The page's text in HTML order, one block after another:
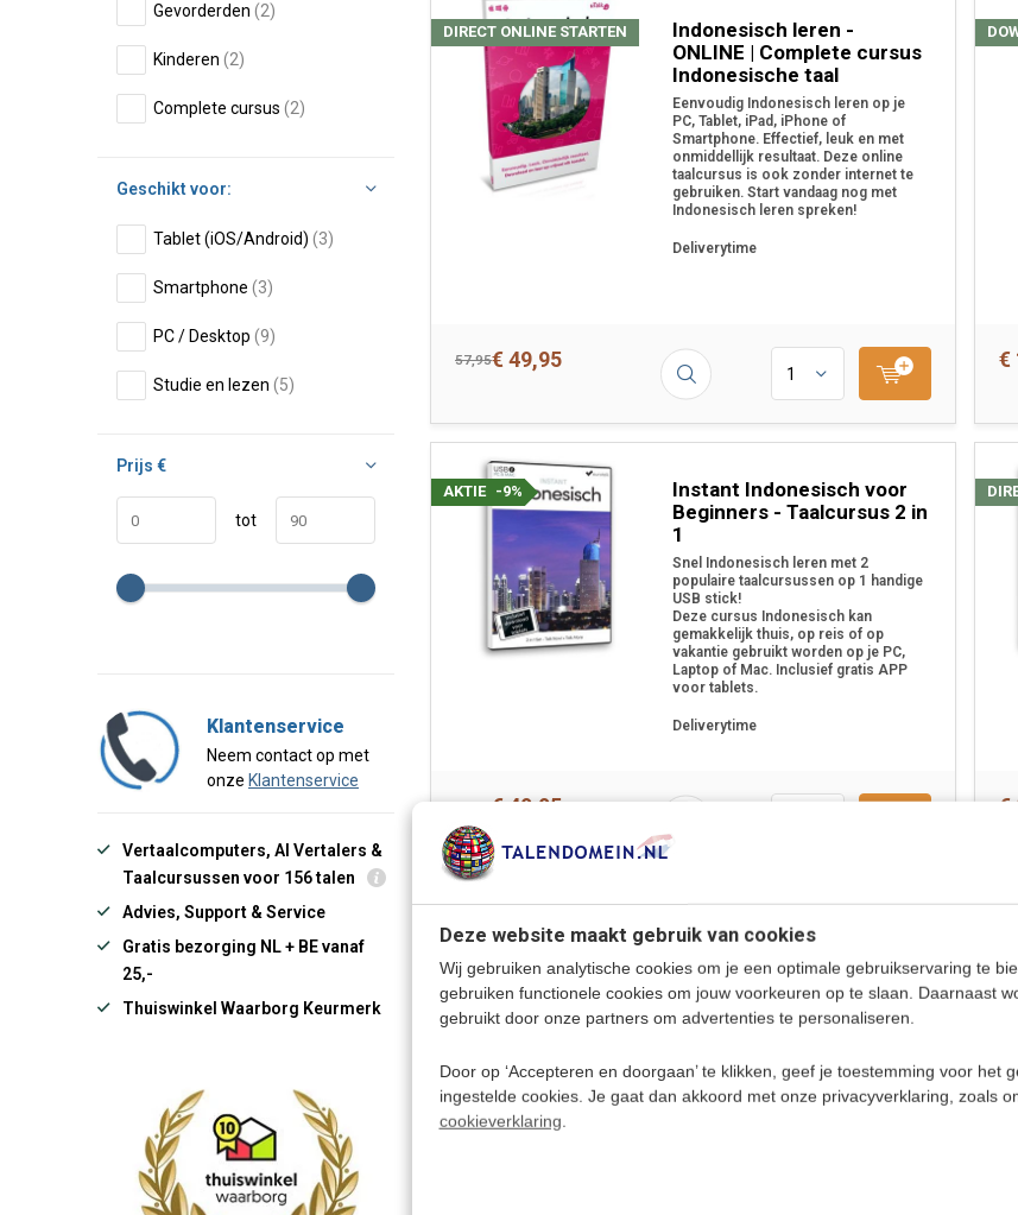
Deze website maakt gebruik van cookies
Wij gebruiken analytische cookies om je een optimale gebruikservaring te
gebruiken functionele cookies om jouw voorkeuren op te slaan. Daarnaast
gebruikt door onze partners om advertenties te personaliseren.
Door op ‘Accepteren en doorgaan’ te klikken, geef je toestemming voor het
ingestelde cookies. Je gaat dan akkoord met onze privacyverklaring, zoals
cookieverklaring.
Indonesisch leren -
ONLINE | Complete cursus
Indonesische taal
Eenvoudig Indonesisch leren op je
PC, Tablet, iPad, iPhone of
Smartphone. Effectief, leuk en met
onmiddellijk resultaat. Deze online
taalcursus is ook zonder internet te
gebruiken. Start vandaag nog met
Indonesisch leren spreken!
Deliverytime
DIRECT ONLINE STARTEN
57,95€ 49,95 €
Instant Indonesisch voor
Beginners - Taalcursus 2 in
1
Snel Indonesisch leren met 2
populaire taalcursussen op 1 handige
USB stick!
Deze cursus Indonesisch kan
gemakkelijk thuis, op reis of op
vakantie gebruikt worden op je PC,
Laptop of Mac. Inclusief gratis APP
voor tablets.
Deliverytime
-9%
AKTIE
54,95€ 49,95 €
Indonesisch leren voor
kinderen - Flashcards
Cursus Indonesisch voor kinderen
die op een leuke manier de
Indonesische taal willen leren! -
Deliverytime
KINDEREN
Gevorderden (2)
Kinderen (2)
Complete cursus (2)
Geschikt voor:
Tablet (iOS/Android) (3)
Smartphone (3)
PC / Desktop (9)
Studie en lezen (5)
Prijs €
tot
Klantenservice
Neem contact op met
onze Klantenservice
Vertaalcomputers, AI Vertalers &
Taalcursussen voor 156 talen
Advies, Support & Service
Gratis bezorging NL + BE vanaf
25,-
Thuiswinkel Waarborg Keurmerk